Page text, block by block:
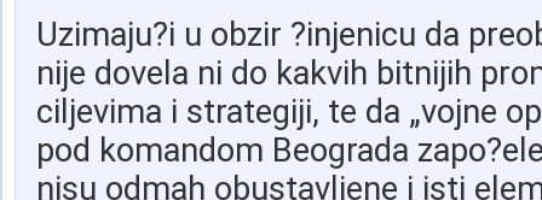
Uzimaju?i u obzir ?injenicu da
nije dovela ni do kakvih bitnijih
ciljevima i strategiji, te da „vojne
pod komandom Beograda
nisu odmah obustavljene i isti